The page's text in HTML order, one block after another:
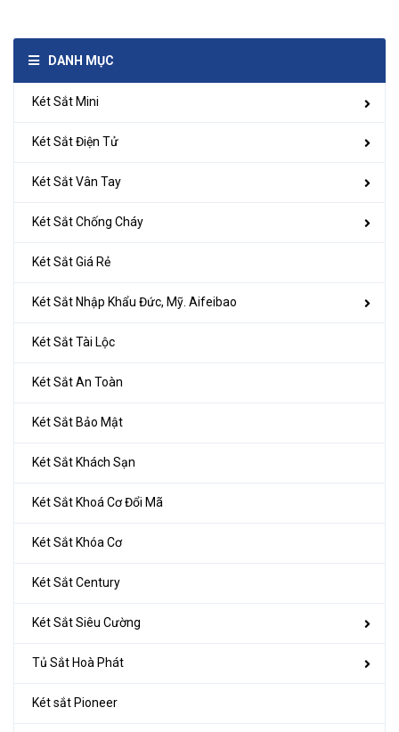
DANH MỤC
Két Sắt Mini
Két Sắt Điện Tử
Két Sắt Vân Tay
Két Sắt Chống Cháy
Két Sắt Giá Rẻ
Két Sắt Nhập Khẩu Đức, Mỹ. Aifeibao
Két Sắt Tài Lộc
Két Sắt An Toàn
Két Sắt Bảo Mật
Két Sắt Khách Sạn
Két Sắt Khoá Cơ Đổi Mã
Két Sắt Khóa Cơ
Két Sắt Century
Két Sắt Siêu Cường
Tủ Sắt Hoà Phát
Két sắt Pioneer